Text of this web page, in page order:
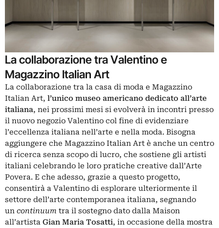
La collaborazione tra Valentino e
Magazzino Italian Art
La collaborazione tra la casa di moda e Magazzino
Italian Art, l’unico museo americano dedicato all’arte
italiana, nei prossimi mesi si evolverà in incontri presso
il nuovo negozio Valentino col fine di evidenziare
l’eccellenza italiana nell’arte e nella moda. Bisogna
aggiungere che Magazzino Italian Art è anche un centro
di ricerca senza scopo di lucro, che sostiene gli artisti
italiani celebrando le loro pratiche creative dall’Arte
Povera. E che adesso, grazie a questo progetto,
consentirà a Valentino di esplorare ulteriormente il
settore dell’arte contemporanea italiana, segnando
un continuum tra il sostegno dato dalla Maison
all’artista Gian Maria Tosatti, in occasione della mostra